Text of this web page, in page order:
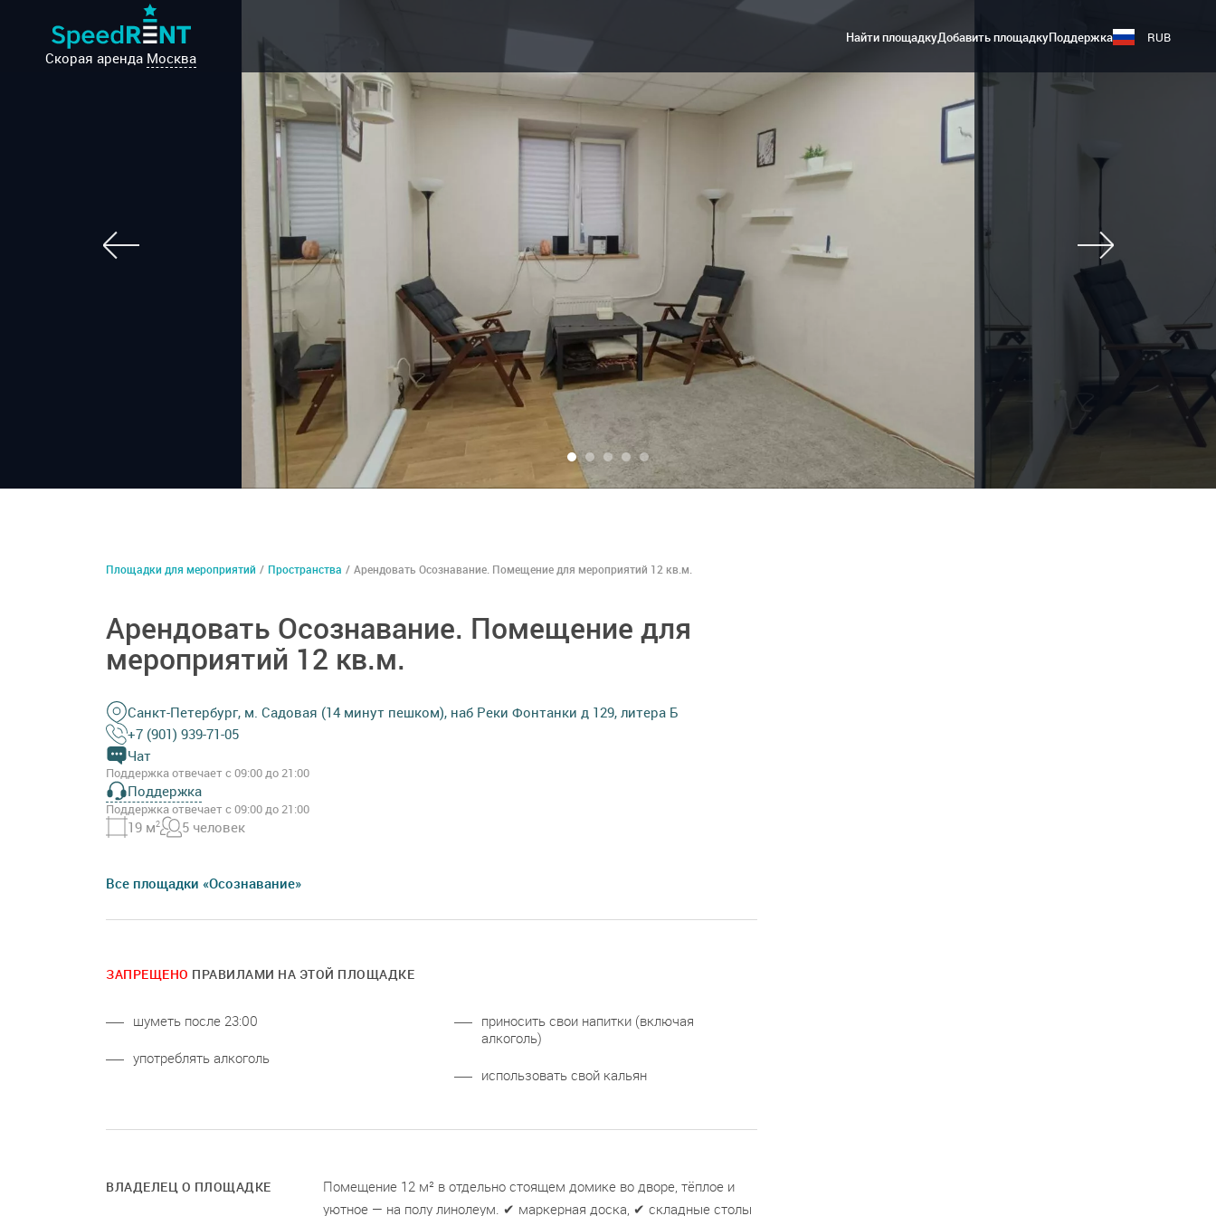
Скорая аренда Москва
Найти площадкуДобавить площадкуПоддержка RUB
Площадки для мероприятий / Пространства / Арендовать Осознавание. Помещение для мероприятий 12 кв.м.
Арендовать Осознавание. Помещение для
мероприятий 12 кв.м.
Санкт-Петербург, м. Садовая (14 минут пешком), наб Реки Фонтанки д 129, литера Б
+7 (901) 939-71-05
Чат
Поддержка отвечает с 09:00 до 21:00
Поддержка
Поддержка отвечает с 09:00 до 21:00
19 м2 5 человек
Все площадки «Осознавание»
ЗАПРЕЩЕНО ПРАВИЛАМИ НА ЭТОЙ ПЛОЩАДКЕ
шуметь после 23:00
употреблять алкоголь
приносить свои напитки (включая
алкоголь)
использовать свой кальян
ВЛАДЕЛЕЦ О ПЛОЩАДКЕ
Помещение 12 м² в отдельно стоящем домике во дворе, тёплое и
уютное — на полу линолеум. ✔ маркерная доска, ✔ складные столы